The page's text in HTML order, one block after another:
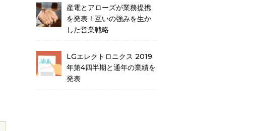
産電とアローズが業務提携
を発表！互いの強みを生か
した営業戦略
LGエレクトロニクス 2019
年第4四半期と通年の業績を
発表